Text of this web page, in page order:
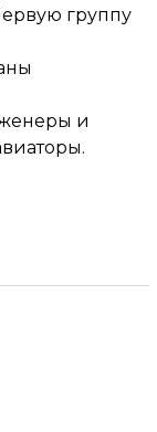
группу
и
.